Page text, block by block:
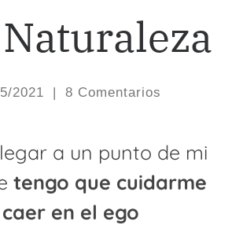
2021 | 8 Comentarios
a un punto de mi
tengo que cuidarme
en el ego